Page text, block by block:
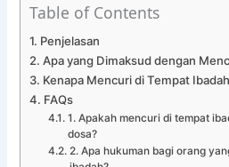
Table of Contents
Penjelasan
Apa yang Dimaksud dengan
Kenapa Mencuri di Tempat
FAQs
1. Apakah mencuri di tempat
dosa?
2. Apa hukuman bagi orang